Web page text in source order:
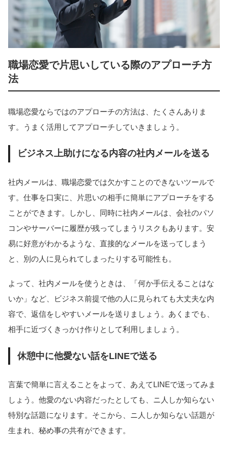
職場恋愛で片思いしている際のアプローチ方
法
職場恋愛ならではのアプローチの方法は、たくさんありま
す。うまく活用してアプローチしていきましょう。
ビジネス上助けになる内容の社内メールを送る
社内メールは、職場恋愛では欠かすことのできないツールで
す。仕事を口実に、片思いの相手に簡単にアプローチをする
ことができます。しかし、同時に社内メールは、会社のパソ
コンやサーバーに履歴が残ってしまうリスクもあります。安
易に好意がわかるような、直接的なメールを送ってしまう
と、別の人に見られてしまったりする可能性も。
よって、社内メールを使うときは、「何か手伝えることはな
いか」など、ビジネス前提で他の人に見られても大丈夫な内
容で、返信をしやすいメールを送りましょう。あくまでも、
相手に近づくきっかけ作りとして利用しましょう。
休憩中に他愛ない話をLINEで送る
言葉で簡単に言えることをよって、あえてLINEで送ってみま
しょう。他愛のない内容だったとしても、ニ人しか知らない
特別な話題になります。そこから、ニ人しか知らない話題が
生まれ、秘め事の共有ができます。